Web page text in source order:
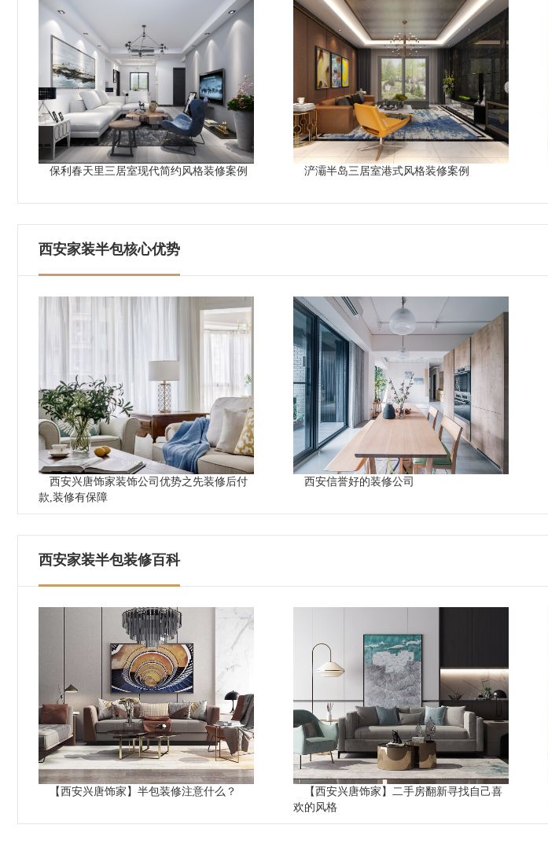
保利春天里三居室现代简约风格装修案例 浐灞半岛三居室港式风格装修案例
西安家装半包核心优势
西安兴唐饰家装饰公司优势之先装修后付
款,装修有保障
西安信誉好的装修公司
西安家装半包装修百科
【西安兴唐饰家】半包装修注意什么？
【西安兴唐饰家】二手房翻新寻找自己喜
欢的风格